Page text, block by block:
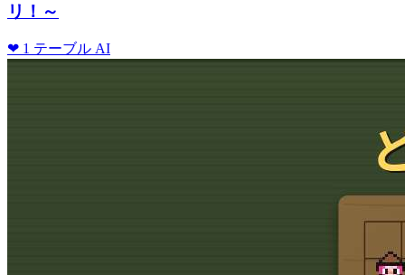
リ！～
❤ 1 テーブル AI